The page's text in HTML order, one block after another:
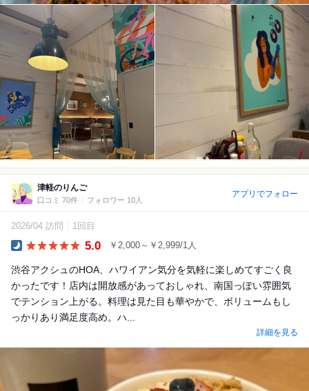
津軽のりんご
口コミ 70件 フォロワー 10人
アプリでフォロー
2026/04 訪問 1回目
5.0 ￥2,000～￥2,999/1人
渋谷アクシュのHOA、ハワイアン気分を気軽に楽しめてすごく良
かったです！店内は開放感があっておしゃれ、南国っぽい雰囲気
でテンション上がる。料理は見た目も華やかで、ボリュームもし
っかりあり満足度高め。ハ...
詳細を見る